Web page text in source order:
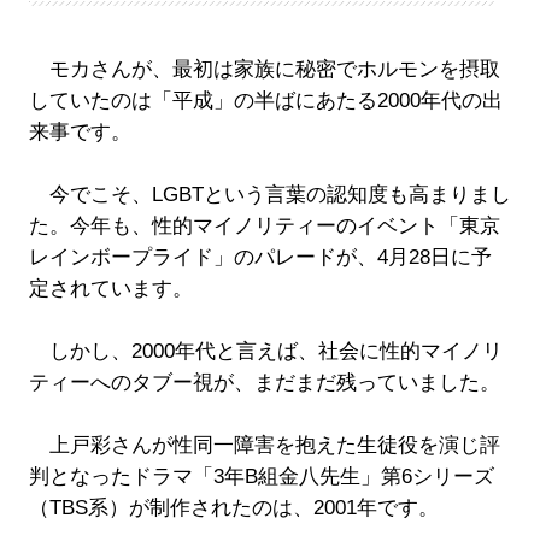
モカさんが、最初は家族に秘密でホルモンを摂取
していたのは「平成」の半ばにあたる2000年代の出
来事です。
今でこそ、LGBTという言葉の認知度も高まりまし
た。今年も、性的マイノリティーのイベント「東京
レインボープライド」のパレードが、4月28日に予
定されています。
しかし、2000年代と言えば、社会に性的マイノリ
ティーへのタブー視が、まだまだ残っていました。
上戸彩さんが性同一障害を抱えた生徒役を演じ評
判となったドラマ「3年B組金八先生」第6シリーズ
（TBS系）が制作されたのは、2001年です。